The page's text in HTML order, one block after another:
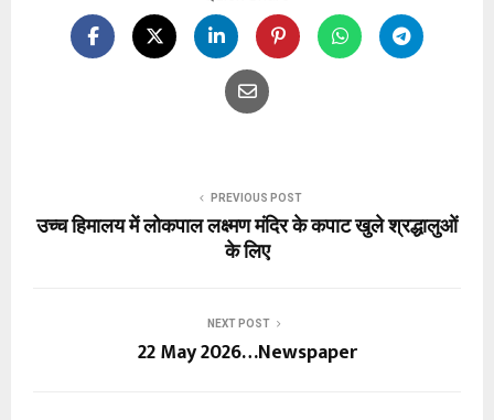
PREVIOUS POST
उच्च हिमालय में लोकपाल लक्ष्मण मंदिर के कपाट खुले श्रद्धालुओं
के लिए
NEXT POST
22 May 2026…Newspaper